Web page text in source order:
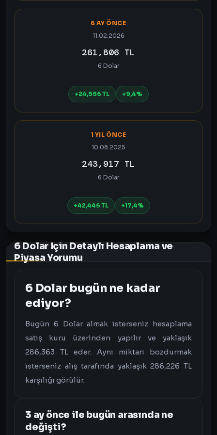
6 AY ÖNCE
11.02.2026
261,806 TL
6 Dolar
+24,556 TL +9,4%
1 YIL ÖNCE
10.08.2025
243,917 TL
6 Dolar
+42,446 TL +17,4%
6 Dolar İçin Detaylı Hesaplama ve
Piyasa Yorumu
6 Dolar bugün ne kadar
ediyor?
Bugün 6 Dolar almak isterseniz hesaplama
satış kuru üzerinden yapılır ve yaklaşık
286,363 TL eder. Aynı miktarı bozdurmak
isterseniz alış tarafında yaklaşık 286,226 TL
karşılığı görülür.
3 ay önce ile bugün arasında ne
değişti?